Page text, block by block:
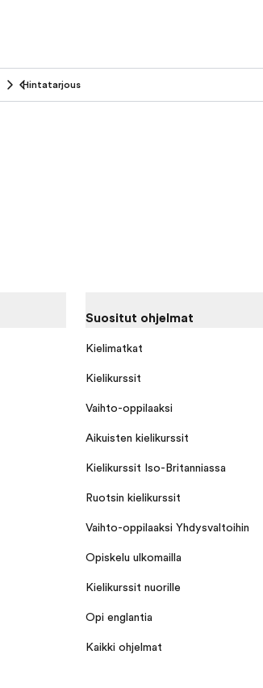
Hintatarjous
Suositut ohjelmat
Kielimatkat
Kielikurssit
Vaihto-oppilaaksi
Aikuisten kielikurssit
Kielikurssit Iso-Britanniassa
Ruotsin kielikurssit
Vaihto-oppilaaksi Yhdysvaltoihin
Opiskelu ulkomailla
Kielikurssit nuorille
Opi englantia
Kaikki ohjelmat